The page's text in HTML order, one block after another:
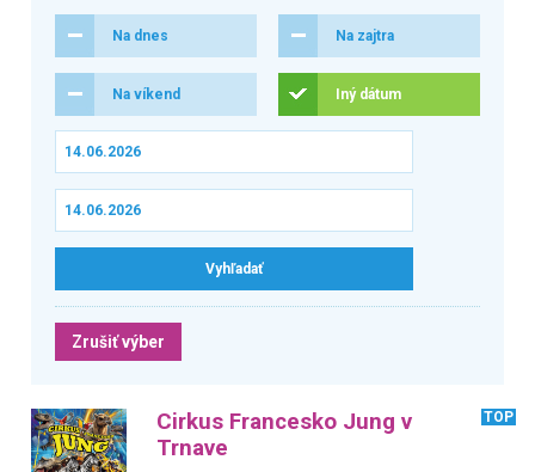
Na dnes Na zajtra
Na víkend Iný dátum
Zrušiť výber
Cirkus Francesko Jung v
Trnave
TOP